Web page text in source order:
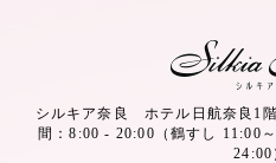
シルキア奈良 ホテル日航奈良1
間：8:00 - 20:00（鶴すし 11:00